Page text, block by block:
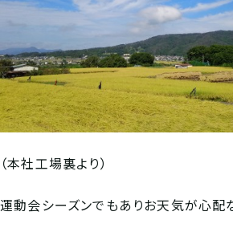
（本社工場裏より）
運動会シーズンでもありお天気が心配